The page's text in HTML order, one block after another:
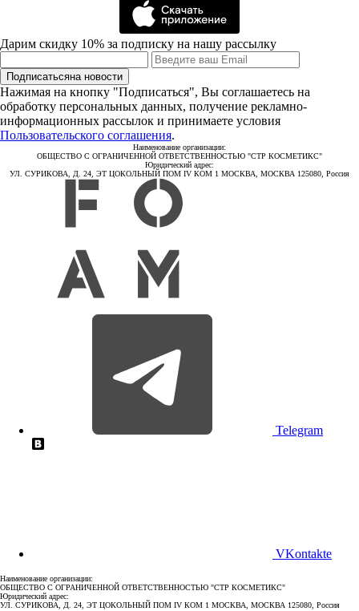
Дарим скидку 10% за подписку на нашу рассылку
Подписатьсяна новости
Нажимая на кнопку "Подписаться", Вы соглашаетесь на
обработку персональных данных, получение рекламно-
информационных рассылок и принимаете условия
Пользовательского соглашения.
Наименование организации:
ОБЩЕСТВО С ОГРАНИЧЕННОЙ ОТВЕТСТВЕННОСТЬЮ "СТР КОСМЕТИКС"
Юридический адрес:
УЛ. СУРИКОВА, Д. 24, ЭТ ЦОКОЛЬНЫЙ ПОМ IV КОМ 1 МОСКВА, МОСКВА 125080, Россия
Telegram
VKontakte
Наименование организации:
ОБЩЕСТВО С ОГРАНИЧЕННОЙ ОТВЕТСТВЕННОСТЬЮ "СТР КОСМЕТИКС"
Юридический адрес:
УЛ. СУРИКОВА, Д. 24, ЭТ ЦОКОЛЬНЫЙ ПОМ IV КОМ 1 МОСКВА, МОСКВА 125080, Россия